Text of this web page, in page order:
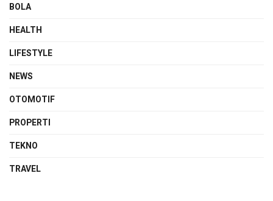
BOLA
HEALTH
LIFESTYLE
NEWS
OTOMOTIF
PROPERTI
TEKNO
TRAVEL